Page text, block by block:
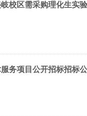
校区需采购理化生实
务项目公开招标招标